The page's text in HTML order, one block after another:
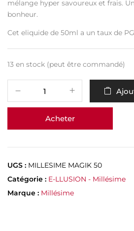
mélange hyper savoureux et frais.
bonheur.
Cet eliquide de 50ml a un taux de
13 en stock (peut être commandé)
Acheter
UGS : MILLESIME MAGIK 50
Catégorie : E-LLUSION - Millésime
Marque : Millésime